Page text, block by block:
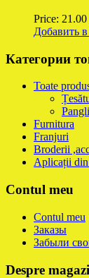
Price: 21.00
Добавить
Категории
Toate
Furnitura
Franjuri
Broderii
Aplicații din
Contul meu
Contul meu
Заказы
Забыли
Despre